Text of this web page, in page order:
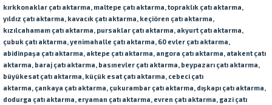
kırkkonaklar çatı aktarma, maltepe çatı aktarma, topraklık çatı aktarma,
yıldız çatı aktarma, kavacık çatı aktarma, keçiören çatı aktarma,
kızılcahamam çatı aktarma, pursaklar çatı aktarma, akyurtçatı aktarma,
çubuk çatı aktarma, yenimahalle çatı aktarma, 60 evler çatı aktarma,
abidinpaşa çatı aktarma, aktepe çatı aktarma, angora çatı aktarma, atakentçatı
aktarma, baraj çatı aktarma, basınevler çatı aktarma, beypazarı çatı aktarma,
büyükesatçatı aktarma, küçük esatçatı aktarma, cebeci çatı
aktarma, çankaya çatı aktarma, çukurambar çatı aktarma, dışkapı çatı aktarma,
dodurga çatı aktarma, eryaman çatı aktarma, evren çatı aktarma, gazi çatı